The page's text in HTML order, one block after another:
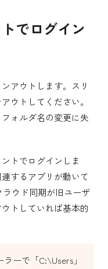
でログイン
アウトします。スリ
ウトしてください。
ォルダ名の変更に失
トでログインしま
するアプリが動いて
ウド同期が旧ユーザ
トしていれば基本的
ーで「C:\Users」